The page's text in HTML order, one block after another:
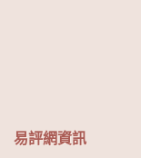
易評網資訊